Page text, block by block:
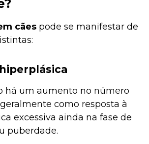
cães pode se manifestar de
há um aumento no número
como resposta à
excessiva ainda na fase de
puberdade.